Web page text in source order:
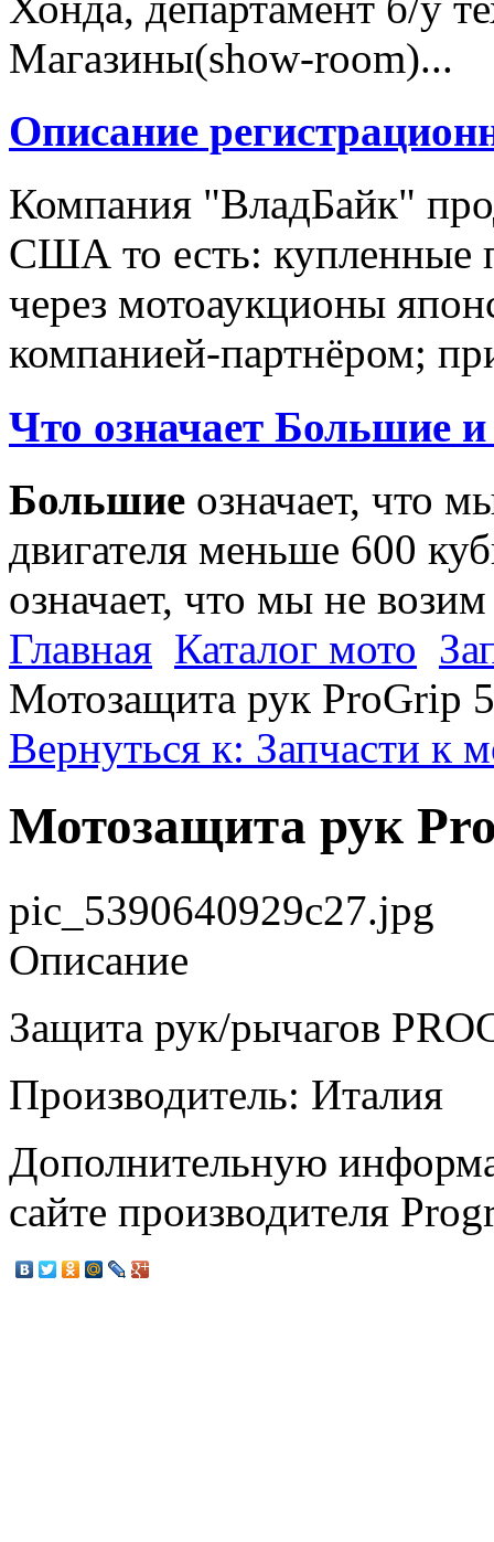
Магазины(show-room)...
Описание
Компания "ВладБайк"
США то есть: купленные
через мотоаукционы
компанией-партнёром;
Что означает Большие
Большие означает, что
двигателя меньше 600
означает, что мы не
Главная Каталог мото
Мотозащита рук ProGrip
Вернуться к: Запчасти к
Мотозащита рук
pic_5390640929c27.jpg
Описание
Защита рук/рычагов
Производитель: Италия
Дополнительную
сайте производителя